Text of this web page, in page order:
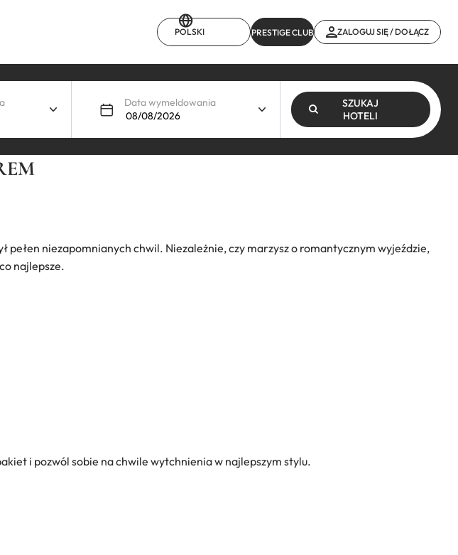
POLSKI PRESTIGE CLUB ZALOGUJ SIĘ / DOŁĄCZ
Data wymeldowania
SZUKAJ
HOTELI
niezapomnianych chwil. Niezależnie, czy marzysz o romantycznym wyjeździe,
najlepsze.
i pozwól sobie na chwile wytchnienia w najlepszym stylu.